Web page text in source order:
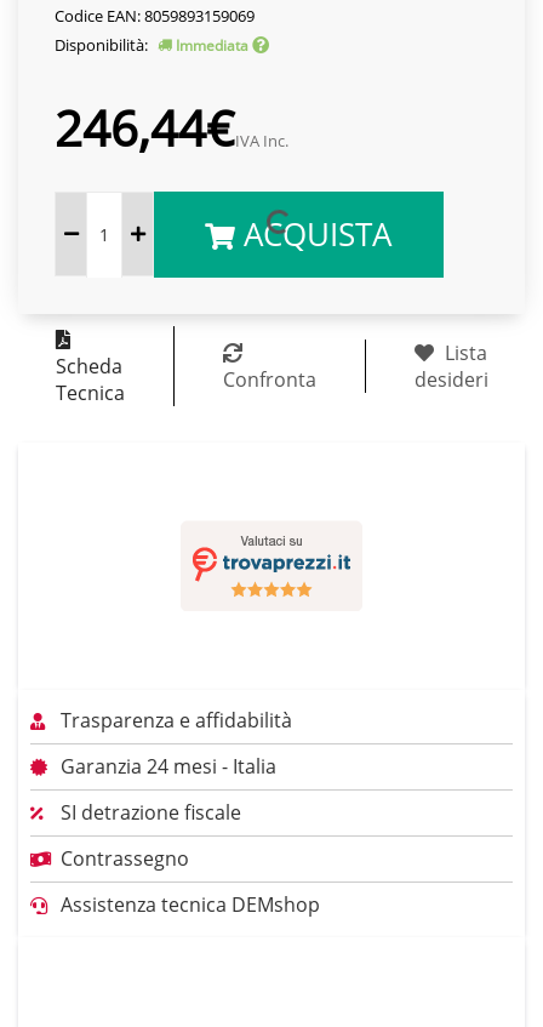
Codice EAN: 8059893159069
Disponibilità:
Immediata
246,44€IVA Inc.
ACQUISTA
Scheda
Tecnica
Confronta
Lista
desideri
Trasparenza e affidabilità
Garanzia 24 mesi - Italia
SI detrazione fiscale
Contrassegno
Assistenza tecnica DEMshop